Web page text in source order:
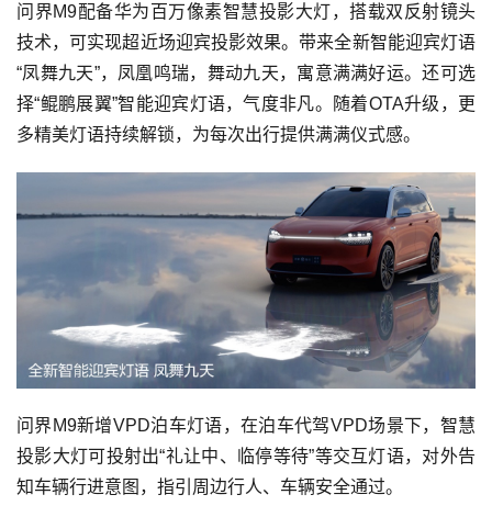
问界M9配备华为百万像素智慧投影大灯，搭载双反射镜头
技术，可实现超近场迎宾投影效果。带来全新智能迎宾灯语
“凤舞九天”，凤凰鸣瑞，舞动九天，寓意满满好运。还可选
择“鲲鹏展翼”智能迎宾灯语，气度非凡。随着OTA升级，更
多精美灯语持续解锁，为每次出行提供满满仪式感。
问界M9新增VPD泊车灯语，在泊车代驾VPD场景下，智慧
投影大灯可投射出“礼让中、临停等待”等交互灯语，对外告
知车辆行进意图，指引周边行人、车辆安全通过。